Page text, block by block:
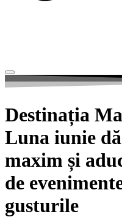
Destinația
Luna iunie
maxim și
de
gusturile